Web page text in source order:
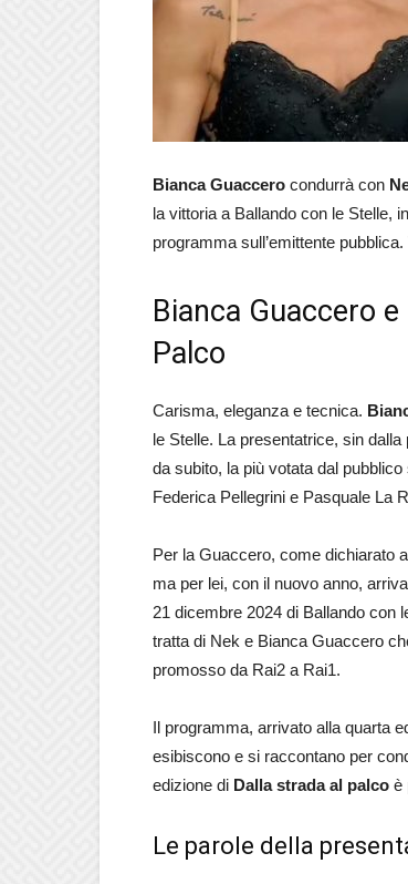
Bianca Guaccero condurrà con
la vittoria a Ballando con le Stelle,
programma sull’emittente
Bianca Guaccero
Palco
Carisma, eleganza e tecnica.
le Stelle. La presentatrice, sin
da subito, la più votata dal
Federica Pellegrini e Pasquale La
Per la Guaccero, come dichiarato
ma per lei, con il nuovo anno,
21 dicembre 2024 di Ballando con
tratta di Nek e Bianca Guaccero
promosso da Rai2 a Rai1.
Il programma, arrivato alla quarta
esibiscono e si raccontano per
edizione di Dalla strada al palco è
Le parole della